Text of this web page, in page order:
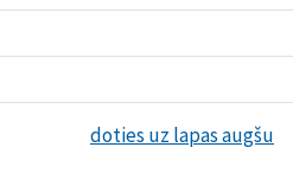
doties uz lapas augšu